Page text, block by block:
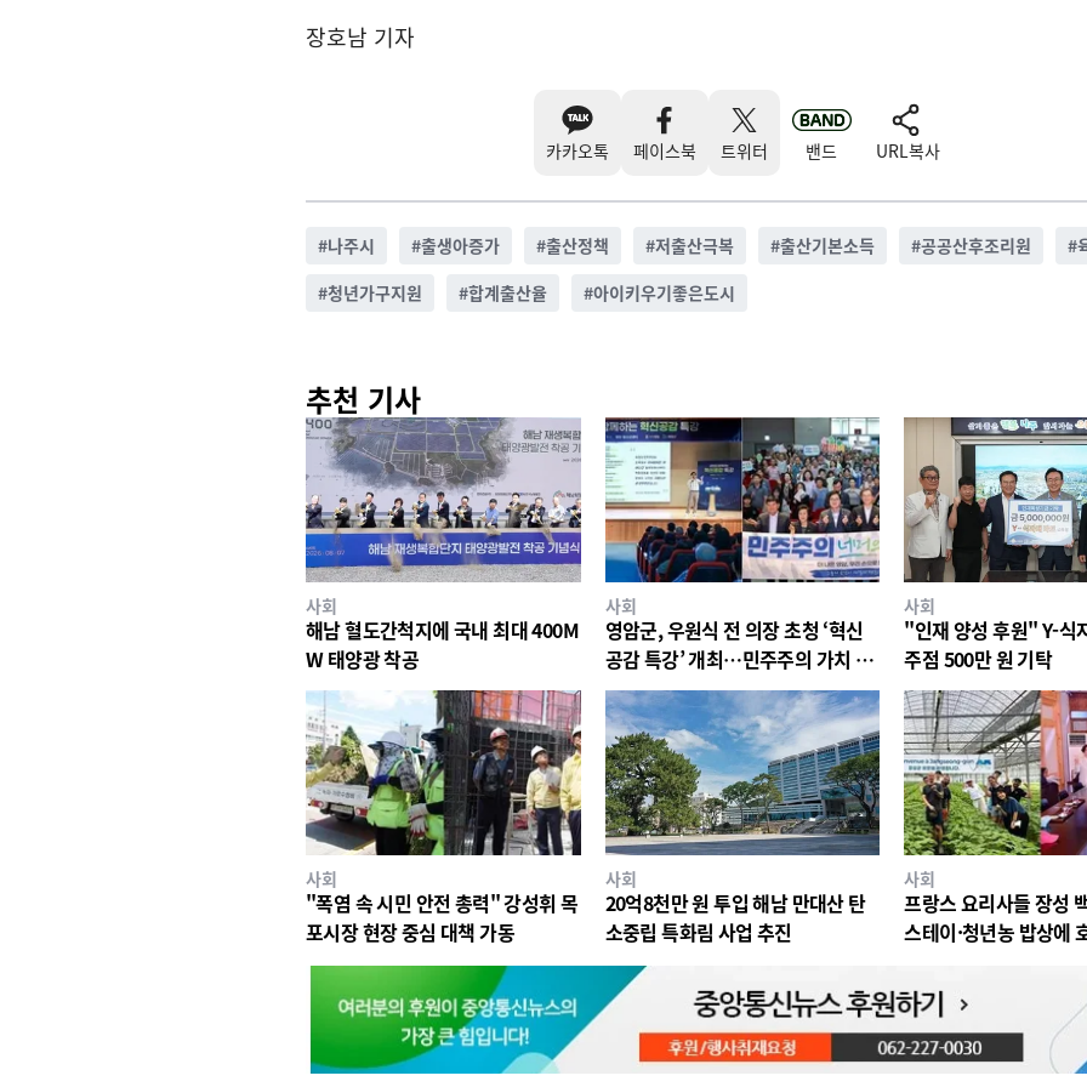
장호남 기자
카카오톡 페이스북 트위터 밴드 URL복사
#나주시 #출생아증가 #출산정책 #저출산극복 #출산기본소득 #공공산후조리원 #
#청년가구지원 #합계출산율 #아이키우기좋은도시
추천 기사
사회
해남 혈도간척지에 국내 최대 400M
W 태양광 착공
사회
영암군, 우원식 전 의장 초청 ‘혁신
공감 특강’ 개최…민주주의 가치 공
유
사회
"인재 양성 후원" Y-식
주점 500만 원 기탁
사회
"폭염 속 시민 안전 총력" 강성휘 목
포시장 현장 중심 대책 가동
사회
20억8천만 원 투입 해남 만대산 탄
소중립 특화림 사업 추진
사회
프랑스 요리사들 장성
스테이·청년농 밥상에